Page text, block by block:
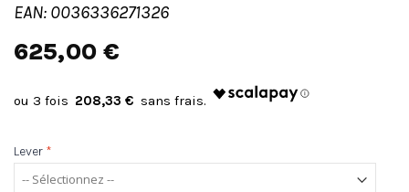
EAN: 0036336271326
625,00 €
208,33 €
Lever *